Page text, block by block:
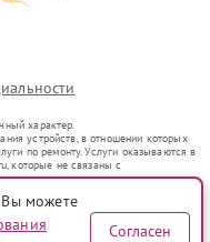
характер.
устройств, в отношении которых
по ремонту. Услуги оказываются в
которые не связаны с
представителями.
оборот в соответствии
услуг или введения
о предоставляемых услугах по
Вы можете
Согласен